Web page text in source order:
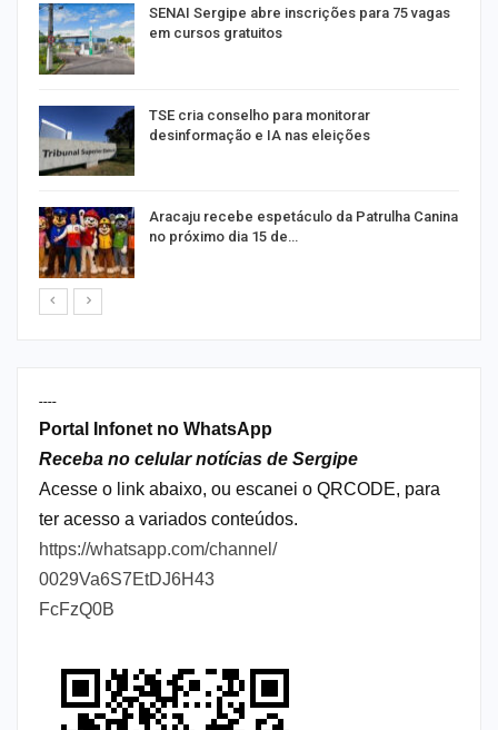
SENAI Sergipe abre inscrições para 75 vagas
em cursos gratuitos
TSE cria conselho para monitorar
desinformação e IA nas eleições
Aracaju recebe espetáculo da Patrulha Canina
no próximo dia 15 de…
----
Portal Infonet no WhatsApp
Receba no celular notícias de Sergipe
Acesse o link abaixo, ou escanei o QRCODE, para
ter acesso a variados conteúdos.
https://whatsapp.com/channel/
0029Va6S7EtDJ6H43
FcFzQ0B